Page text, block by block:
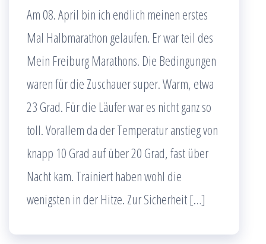
Am 08. April bin ich endlich meinen erstes
Mal Halbmarathon gelaufen. Er war teil des
Mein Freiburg Marathons. Die Bedingungen
waren für die Zuschauer super. Warm, etwa
23 Grad. Für die Läufer war es nicht ganz so
toll. Vorallem da der Temperatur anstieg von
knapp 10 Grad auf über 20 Grad, fast über
Nacht kam. Trainiert haben wohl die
wenigsten in der Hitze. Zur Sicherheit […]